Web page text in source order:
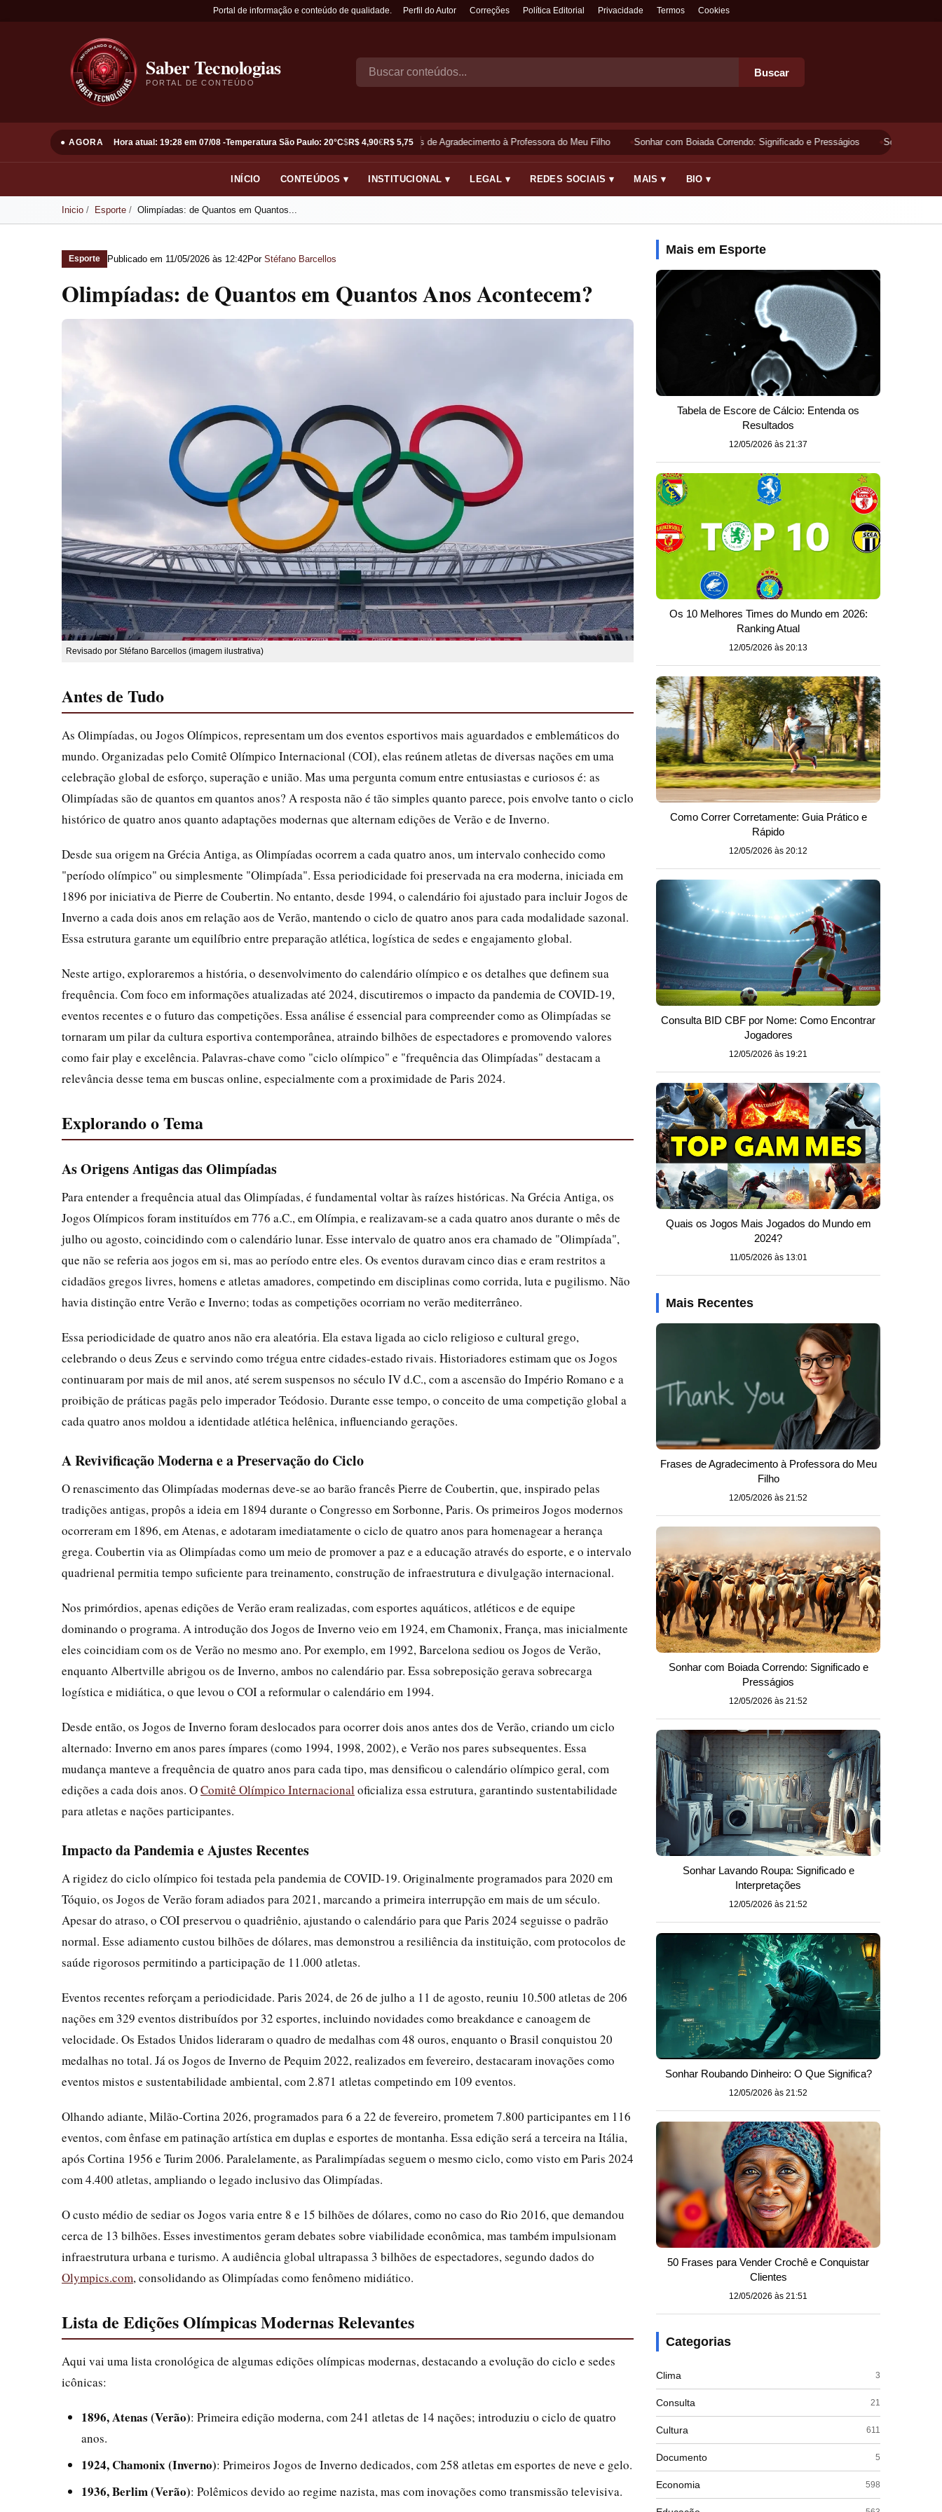
Portal de informação e conteúdo de qualidade. Perfil do Autor Correções Política Editorial Privacidade Termos Cookies
Saber Tecnologias
PORTAL DE CONTEÚDO
Buscar
● AGORA Hora atual: 19:28 em 07/08 -Temperatura São Paulo: 20°C$R$ 4,90€R$ 5,75
Frases de Agradecimento à Professora do Meu Filho Sonhar com Boiada Correndo: Significado e Presságios Sonhar
INÍCIO CONTEÚDOS ▾ INSTITUCIONAL ▾ LEGAL ▾ REDES SOCIAIS ▾ MAIS ▾ BIO ▾
Inicio Esporte Olimpíadas: de Quantos em Quantos...
Esporte Publicado em 11/05/2026 às 12:42Por Stéfano Barcellos
Olimpíadas: de Quantos em Quantos Anos Acontecem?
Revisado por Stéfano Barcellos (imagem ilustrativa)
Antes de Tudo
As Olimpíadas, ou Jogos Olímpicos, representam um dos eventos esportivos mais aguardados e emblemáticos do
mundo. Organizadas pelo Comitê Olímpico Internacional (COI), elas reúnem atletas de diversas nações em uma
celebração global de esforço, superação e união. Mas uma pergunta comum entre entusiastas e curiosos é: as
Olimpíadas são de quantos em quantos anos? A resposta não é tão simples quanto parece, pois envolve tanto o ciclo
histórico de quatro anos quanto adaptações modernas que alternam edições de Verão e de Inverno.
Desde sua origem na Grécia Antiga, as Olimpíadas ocorrem a cada quatro anos, um intervalo conhecido como
"período olímpico" ou simplesmente "Olimpíada". Essa periodicidade foi preservada na era moderna, iniciada em
1896 por iniciativa de Pierre de Coubertin. No entanto, desde 1994, o calendário foi ajustado para incluir Jogos de
Inverno a cada dois anos em relação aos de Verão, mantendo o ciclo de quatro anos para cada modalidade sazonal.
Essa estrutura garante um equilíbrio entre preparação atlética, logística de sedes e engajamento global.
Neste artigo, exploraremos a história, o desenvolvimento do calendário olímpico e os detalhes que definem sua
frequência. Com foco em informações atualizadas até 2024, discutiremos o impacto da pandemia de COVID-19,
eventos recentes e o futuro das competições. Essa análise é essencial para compreender como as Olimpíadas se
tornaram um pilar da cultura esportiva contemporânea, atraindo bilhões de espectadores e promovendo valores
como fair play e excelência. Palavras-chave como "ciclo olímpico" e "frequência das Olimpíadas" destacam a
relevância desse tema em buscas online, especialmente com a proximidade de Paris 2024.
Explorando o Tema
As Origens Antigas das Olimpíadas
Para entender a frequência atual das Olimpíadas, é fundamental voltar às raízes históricas. Na Grécia Antiga, os
Jogos Olímpicos foram instituídos em 776 a.C., em Olímpia, e realizavam-se a cada quatro anos durante o mês de
julho ou agosto, coincidindo com o calendário lunar. Esse intervalo de quatro anos era chamado de "Olimpíada",
que não se referia aos jogos em si, mas ao período entre eles. Os eventos duravam cinco dias e eram restritos a
cidadãos gregos livres, homens e atletas amadores, competindo em disciplinas como corrida, luta e pugilismo. Não
havia distinção entre Verão e Inverno; todas as competições ocorriam no verão mediterrâneo.
Essa periodicidade de quatro anos não era aleatória. Ela estava ligada ao ciclo religioso e cultural grego,
celebrando o deus Zeus e servindo como trégua entre cidades-estado rivais. Historiadores estimam que os Jogos
continuaram por mais de mil anos, até serem suspensos no século IV d.C., com a ascensão do Império Romano e a
proibição de práticas pagãs pelo imperador Teódosio. Durante esse tempo, o conceito de uma competição global a
cada quatro anos moldou a identidade atlética helênica, influenciando gerações.
A Revivificação Moderna e a Preservação do Ciclo
O renascimento das Olimpíadas modernas deve-se ao barão francês Pierre de Coubertin, que, inspirado pelas
tradições antigas, propôs a ideia em 1894 durante o Congresso em Sorbonne, Paris. Os primeiros Jogos modernos
ocorreram em 1896, em Atenas, e adotaram imediatamente o ciclo de quatro anos para homenagear a herança
grega. Coubertin via as Olimpíadas como um meio de promover a paz e a educação através do esporte, e o intervalo
quadrienal permitia tempo suficiente para treinamento, construção de infraestrutura e divulgação internacional.
Nos primórdios, apenas edições de Verão eram realizadas, com esportes aquáticos, atléticos e de equipe
dominando o programa. A introdução dos Jogos de Inverno veio em 1924, em Chamonix, França, mas inicialmente
eles coincidiam com os de Verão no mesmo ano. Por exemplo, em 1992, Barcelona sediou os Jogos de Verão,
enquanto Albertville abrigou os de Inverno, ambos no calendário par. Essa sobreposição gerava sobrecarga
logística e midiática, o que levou o COI a reformular o calendário em 1994.
Desde então, os Jogos de Inverno foram deslocados para ocorrer dois anos antes dos de Verão, criando um ciclo
alternado: Inverno em anos pares ímpares (como 1994, 1998, 2002), e Verão nos pares subsequentes. Essa
mudança manteve a frequência de quatro anos para cada tipo, mas densificou o calendário olímpico geral, com
edições a cada dois anos. OComitê Olímpico Internacional oficializa essa estrutura, garantindo sustentabilidade
para atletas e nações participantes.
Impacto da Pandemia e Ajustes Recentes
A rigidez do ciclo olímpico foi testada pela pandemia de COVID-19. Originalmente programados para 2020 em
Tóquio, os Jogos de Verão foram adiados para 2021, marcando a primeira interrupção em mais de um século.
Apesar do atraso, o COI preservou o quadriênio, ajustando o calendário para que Paris 2024 seguisse o padrão
normal. Esse adiamento custou bilhões de dólares, mas demonstrou a resiliência da instituição, com protocolos de
saúde rigorosos permitindo a participação de 11.000 atletas.
Eventos recentes reforçam a periodicidade. Paris 2024, de 26 de julho a 11 de agosto, reuniu 10.500 atletas de 206
nações em 329 eventos distribuídos por 32 esportes, incluindo novidades como breakdance e canoagem de
velocidade. Os Estados Unidos lideraram o quadro de medalhas com 48 ouros, enquanto o Brasil conquistou 20
medalhas no total. Já os Jogos de Inverno de Pequim 2022, realizados em fevereiro, destacaram inovações como
eventos mistos e sustentabilidade ambiental, com 2.871 atletas competindo em 109 eventos.
Olhando adiante, Milão-Cortina 2026, programados para 6 a 22 de fevereiro, prometem 7.800 participantes em 116
eventos, com ênfase em patinação artística em duplas e esportes de montanha. Essa edição será a terceira na Itália,
após Cortina 1956 e Turim 2006. Paralelamente, as Paralimpíadas seguem o mesmo ciclo, como visto em Paris 2024
com 4.400 atletas, ampliando o legado inclusivo das Olimpíadas.
O custo médio de sediar os Jogos varia entre 8 e 15 bilhões de dólares, como no caso do Rio 2016, que demandou
cerca de 13 bilhões. Esses investimentos geram debates sobre viabilidade econômica, mas também impulsionam
infraestrutura urbana e turismo. A audiência global ultrapassa 3 bilhões de espectadores, segundo dados do
Olympics.com, consolidando as Olimpíadas como fenômeno midiático.
Lista de Edições Olímpicas Modernas Relevantes
Aqui vai uma lista cronológica de algumas edições olímpicas modernas, destacando a evolução do ciclo e sedes
icônicas:
1896, Atenas (Verão): Primeira edição moderna, com 241 atletas de 14 nações; introduziu o ciclo de quatro
anos.
1924, Chamonix (Inverno): Primeiros Jogos de Inverno dedicados, com 258 atletas em esportes de neve e gelo.
1936, Berlim (Verão): Polêmicos devido ao regime nazista, mas com inovações como transmissão televisiva.
Mais em Esporte
Tabela de Escore de Cálcio: Entenda os
Resultados
12/05/2026 às 21:37
Os 10 Melhores Times do Mundo em 2026:
Ranking Atual
12/05/2026 às 20:13
Como Correr Corretamente: Guia Prático e
Rápido
12/05/2026 às 20:12
Consulta BID CBF por Nome: Como Encontrar
Jogadores
12/05/2026 às 19:21
Quais os Jogos Mais Jogados do Mundo em
2024?
11/05/2026 às 13:01
Mais Recentes
Frases de Agradecimento à Professora do Meu
Filho
12/05/2026 às 21:52
Sonhar com Boiada Correndo: Significado e
Presságios
12/05/2026 às 21:52
Sonhar Lavando Roupa: Significado e
Interpretações
12/05/2026 às 21:52
Sonhar Roubando Dinheiro: O Que Significa?
12/05/2026 às 21:52
50 Frases para Vender Crochê e Conquistar
Clientes
12/05/2026 às 21:51
Categorias
Clima 3
Consulta 21
Cultura 611
Documento 5
Economia 598